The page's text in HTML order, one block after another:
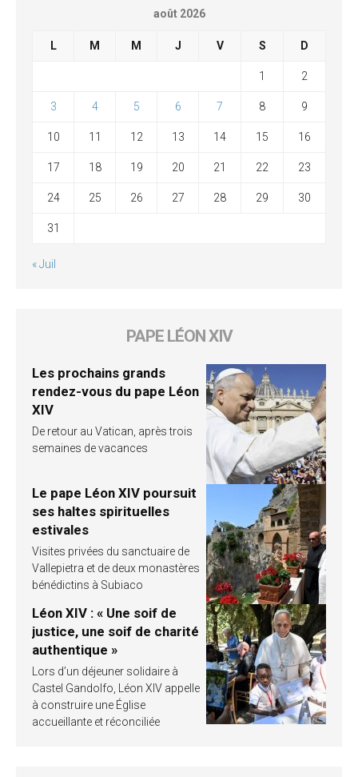
août 2026
L M M J V S D
1 2
3 4 5 6 7 8 9
10 11 12 13 14 15 16
17 18 19 20 21 22 23
24 25 26 27 28 29 30
31
« Juil
PAPE LÉON XIV
Les prochains grands
rendez-vous du pape Léon
XIV
De retour au Vatican, après trois
semaines de vacances
Le pape Léon XIV poursuit
ses haltes spirituelles
estivales
Visites privées du sanctuaire de
Vallepietra et de deux monastères
bénédictins à Subiaco
Léon XIV : « Une soif de
justice, une soif de charité
authentique »
Lors d’un déjeuner solidaire à
Castel Gandolfo, Léon XIV appelle
à construire une Église
accueillante et réconciliée